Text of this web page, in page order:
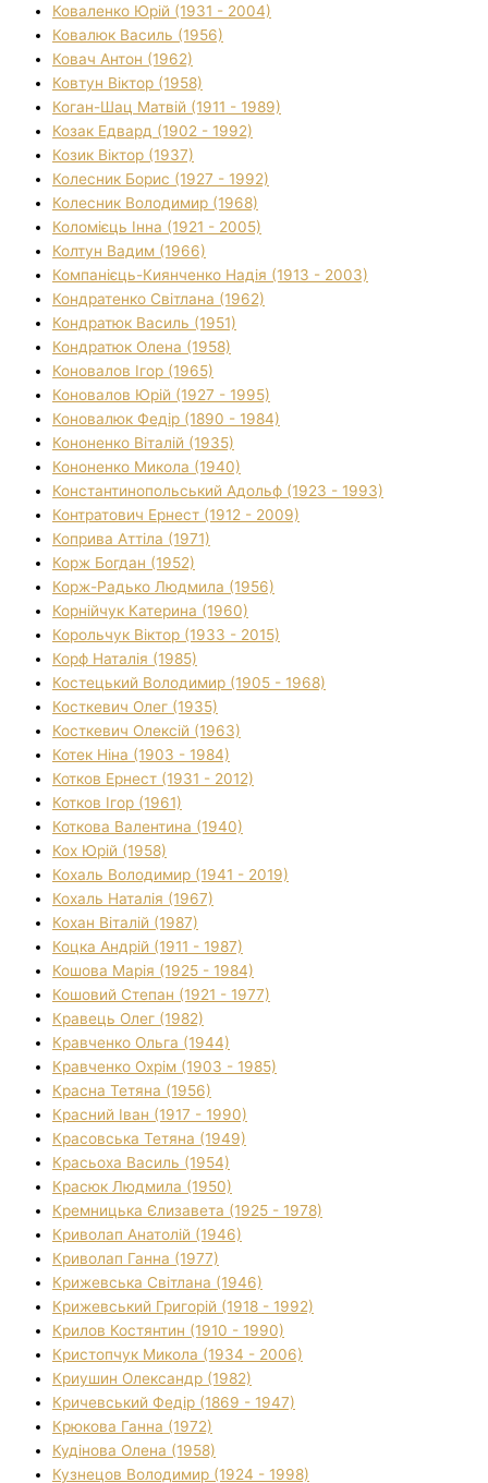
Коваленко Юрій (1931 - 2004)
Ковалюк Василь (1956)
Ковач Антон (1962)
Ковтун Віктор (1958)
Коган-Шац Матвій (1911 - 1989)
Козак Едвард (1902 - 1992)
Козик Віктор (1937)
Колесник Борис (1927 - 1992)
Колесник Володимир (1968)
Коломієць Інна (1921 - 2005)
Колтун Вадим (1966)
Компанієць-Киянченко Надія (1913 - 2003)
Кондратенко Світлана (1962)
Кондратюк Василь (1951)
Кондратюк Олена (1958)
Коновалов Ігор (1965)
Коновалов Юрій (1927 - 1995)
Коновалюк Федір (1890 - 1984)
Кононенко Віталій (1935)
Кононенко Микола (1940)
Константинопольський Адольф (1923 - 1993)
Контратович Ернест (1912 - 2009)
Коприва Аттіла (1971)
Корж Богдан (1952)
Корж-Радько Людмила (1956)
Корнійчук Катерина (1960)
Корольчук Віктор (1933 - 2015)
Корф Наталія (1985)
Костецький Володимир (1905 - 1968)
Косткевич Олег (1935)
Косткевич Олексій (1963)
Котек Ніна (1903 - 1984)
Котков Ернест (1931 - 2012)
Котков Ігор (1961)
Коткова Валентина (1940)
Кох Юрій (1958)
Кохаль Володимир (1941 - 2019)
Кохаль Наталія (1967)
Кохан Віталій (1987)
Коцка Андрій (1911 - 1987)
Кошова Марія (1925 - 1984)
Кошовий Степан (1921 - 1977)
Кравець Олег (1982)
Кравченко Ольга (1944)
Кравченко Охрім (1903 - 1985)
Красна Тетяна (1956)
Красний Іван (1917 - 1990)
Красовська Тетяна (1949)
Красьоха Василь (1954)
Красюк Людмила (1950)
Кремницька Єлизавета (1925 - 1978)
Криволап Анатолій (1946)
Криволап Ганна (1977)
Крижевська Світлана (1946)
Крижевський Григорій (1918 - 1992)
Крилов Костянтин (1910 - 1990)
Кристопчук Микола (1934 - 2006)
Криушин Олександр (1982)
Кричевський Федір (1869 - 1947)
Крюкова Ганна (1972)
Кудінова Олена (1958)
Кузнецов Володимир (1924 - 1998)